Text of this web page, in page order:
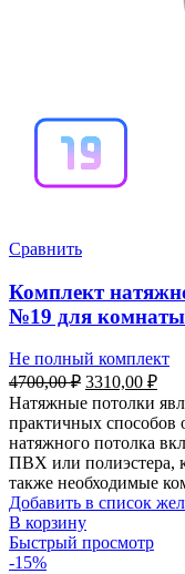
Сравнить
Комплект
№19 для
Не полный комплект
4700,00₽
цена
составляла
4700,00 ₽.
3310,00 ₽
Натяжные потолки
практичных способов
натяжного потолка
ПВХ или полиэстера,
также необходимые
Добавить в список
В корзину
Быстрый просмотр
-15%